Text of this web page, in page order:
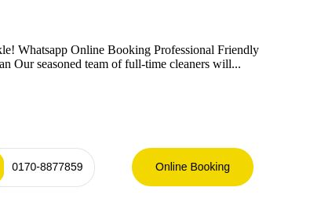
Whatsapp Online Booking Professional Friendly
Our seasoned team of full-time cleaners will...